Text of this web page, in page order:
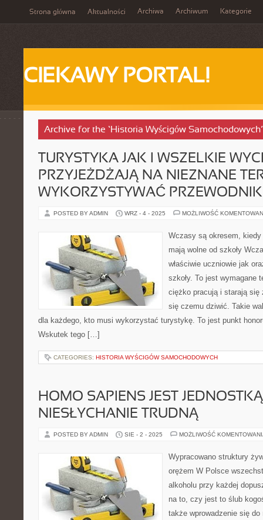
Strona główna Aktualności Archiwa Archiwum Kategorie
CIEKAWY PORTAL!
Archive for the ‘Historia Wyścigów
TURYSTYKA JAK I WSZELKIE
PRZYJEŻDŻAJĄ NA NIEZNANE
WYKORZYSTYWAĆ
POSTED BY ADMIN WRZ - 4 - 2025 MOŻLIWOŚĆ
Wczasy są okresem,
mają wolne od szkoły
właściwie uczniowie jak
szkoły. To jest wymagane
ciężko pracują i starają się
się czemu dziwić. Takie
dla każdego, kto musi wykorzystać turystykę. To jest punkt
Wskutek tego […]
CATEGORIES: HISTORIA WYŚCIGÓW SAMOCHODOWYCH
HOMO SAPIENS JEST JEDNOSTKĄ
NIESŁYCHANIE TRUDNĄ
POSTED BY ADMIN SIE - 2 - 2025 MOŻLIWOŚĆ
Wypracowano struktury
orężem W Polsce
alkoholu przy każdej
na to, czy jest to ślub
także wprowadzenie się do